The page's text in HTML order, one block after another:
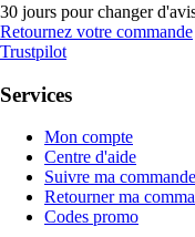
30 jours pour changer
Retournez votre commande
Trustpilot
Services
Mon compte
Centre d'aide
Suivre ma commande
Retourner ma
Codes promo